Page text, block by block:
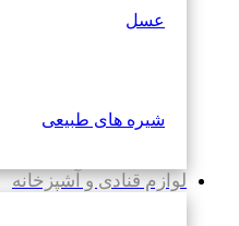
عسل
شیره های طبیعی
لوازم قنادی و آشپزخانه